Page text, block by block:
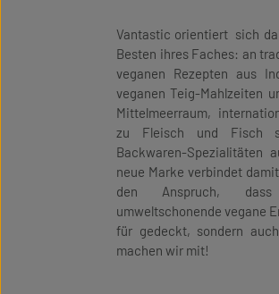
Vantastic orientiert sich
Besten ihres Faches: an
veganen Rezepten aus
veganen Teig-Mahlzeiten
Mittelmeerraum,
zu Fleisch und Fisch
Backwaren-Spezialitäten
neue Marke verbindet
den Anspruch,
umweltschonende vegane
für gedeckt, sondern
machen wir mit!